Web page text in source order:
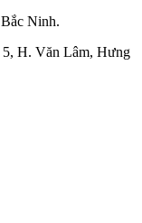
Ninh.
H. Văn Lâm, Hưng